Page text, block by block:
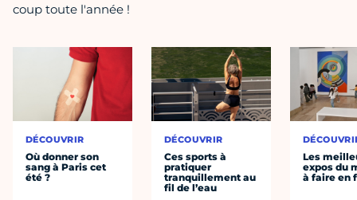
coup toute l'année !
DÉCOUVRIR
Où donner son
sang à Paris cet
été ?
DÉCOUVRIR
Ces sports à
pratiquer
tranquillement au
fil de l’eau
Les
expos du
à faire en